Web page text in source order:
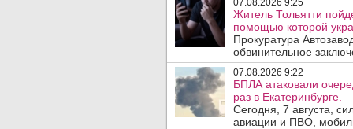
07.08.2026 9:25
Житель Тольятти
помощью которой
Прокуратура
обвинительное
07.08.2026 9:22
БПЛА атаковали
раз в Екатеринбурге.
Сегодня, 7 августа,
авиации и ПВО,